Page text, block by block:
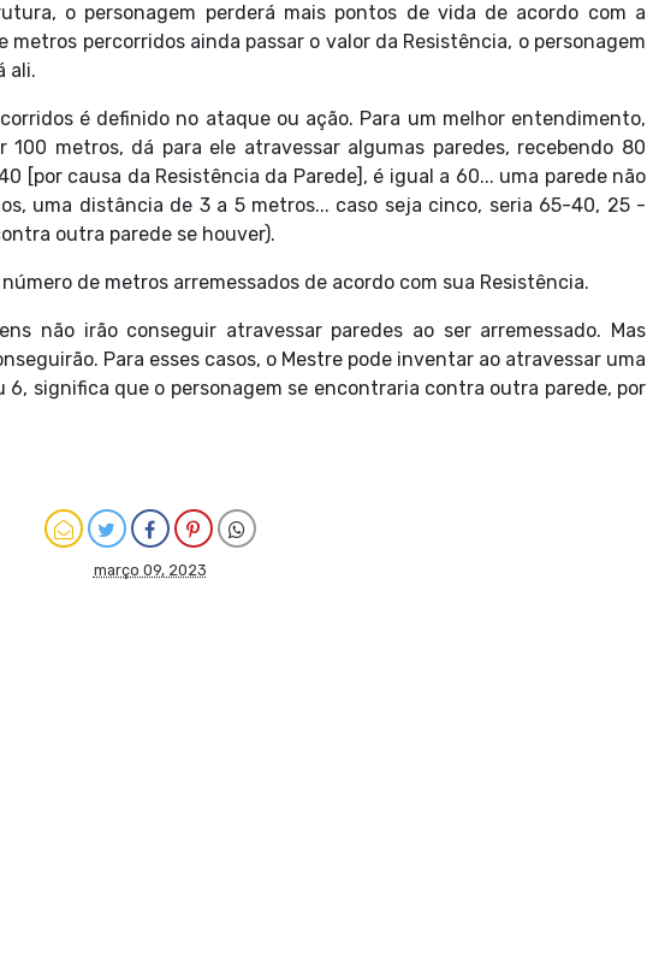
o personagem perderá mais pontos de vida de acordo com a
metros percorridos ainda passar o valor da Resistência, o personagem
ali.
é definido no ataque ou ação. Para um melhor entendimento,
100 metros, dá para ele atravessar algumas paredes, recebendo 80
[por causa da Resistência da Parede], é igual a 60... uma parede não
uma distância de 3 a 5 metros... caso seja cinco, seria 65-40, 25 -
outra parede se houver).
de metros arremessados de acordo com sua Resistência.
não irão conseguir atravessar paredes ao ser arremessado. Mas
Para esses casos, o Mestre pode inventar ao atravessar uma
significa que o personagem se encontraria contra outra parede, por
março 09, 2023